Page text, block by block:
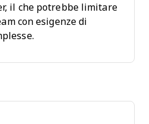
il che potrebbe limitare
con esigenze di